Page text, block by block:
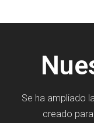
Se ha ampliado
creado